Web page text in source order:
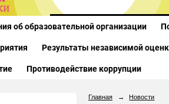
об образовательной организации
Результаты независимой
Противодействие коррупции
Главная → Новости